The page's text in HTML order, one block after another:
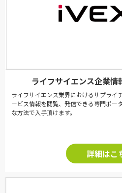
ライフサイエンス企業情
ライフサイエンス業界におけるサプライ
ービス情報を閲覧、発信できる専門ポー
な方法で入手頂けます。
詳細はこ